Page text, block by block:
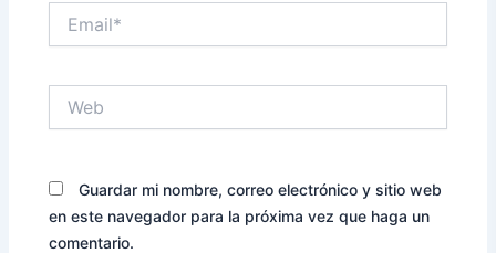
Guardar mi nombre, correo electrónico y sitio web
en este navegador para la próxima vez que haga un
comentario.